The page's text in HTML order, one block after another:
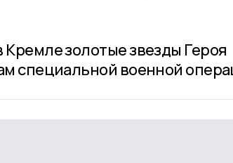
золотые звезды Героя
специальной военной